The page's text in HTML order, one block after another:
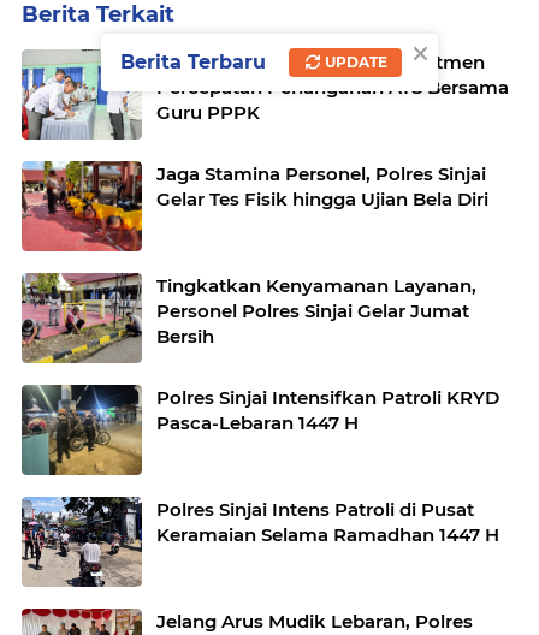
Berita Terkait
Kadisdik Sinjai Tegaskan Komitmen
Percepatan Penanganan ATS Bersama
Guru PPPK
Jaga Stamina Personel, Polres Sinjai
Gelar Tes Fisik hingga Ujian Bela Diri
Tingkatkan Kenyamanan Layanan,
Personel Polres Sinjai Gelar Jumat
Bersih
Polres Sinjai Intensifkan Patroli KRYD
Pasca-Lebaran 1447 H
Polres Sinjai Intens Patroli di Pusat
Keramaian Selama Ramadhan 1447 H
Jelang Arus Mudik Lebaran, Polres
×
Berita Terbaru UPDATE